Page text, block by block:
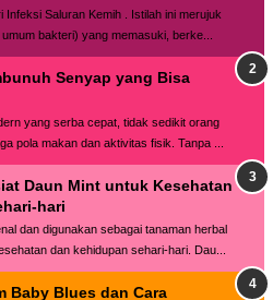
Infeksi Saluran Kemih . Istilah ini merujuk
bakteri) yang memasuki, berke...
Senyap yang Bisa
yang serba cepat, tidak sedikit orang
pola makan dan aktivitas fisik. Tanpa ...
Daun Mint untuk Kesehatan
hari
dan digunakan sebagai tanaman herbal
dan kehidupan sehari-hari. Dau...
Baby Blues dan Cara